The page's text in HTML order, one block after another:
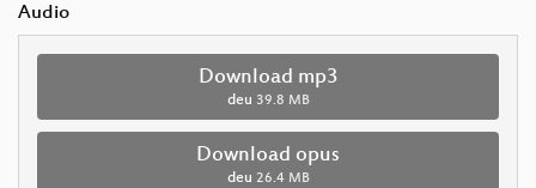
Audio
Download mp3
deu 39.8 MB
Download opus
deu 26.4 MB